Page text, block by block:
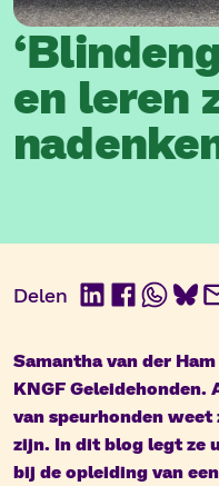
en leren
Delen
LinkedIn
Facebook
Samantha van der
KNGF Geleidehonden.
van speurhonden
zijn. In dit blog legt ze
bij de opleiding van